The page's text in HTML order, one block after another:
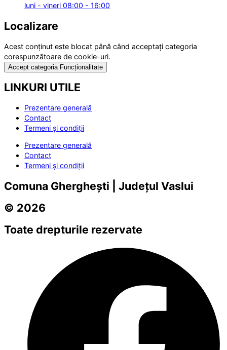
luni - vineri 08:00 - 16:00
Localizare
Acest conținut este blocat până când acceptați categoria
corespunzătoare de cookie-uri.
Accept categoria Funcționalitate
LINKURI UTILE
Prezentare generală
Contact
Termeni și condiții
Prezentare generală
Contact
Termeni și condiții
Comuna Gherghești | Județul Vaslui
© 2026
Toate drepturile rezervate